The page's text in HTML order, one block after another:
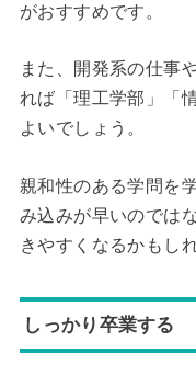
がおすすめです。
また、開発系の仕事
れば「理工学部」「
よいでしょう。
親和性のある学問を
み込みが早いのでは
きやすくなるかもし
しっかり卒業する